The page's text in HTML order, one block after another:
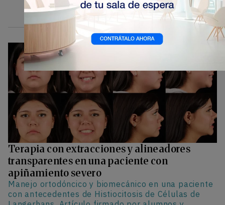
Terapia con extracciones y alineadores
transparentes en una paciente con
apiñamiento severo
Manejo ortodóncico y biomecánico en una paciente
con antecedentes de Histiocitosis de Células de